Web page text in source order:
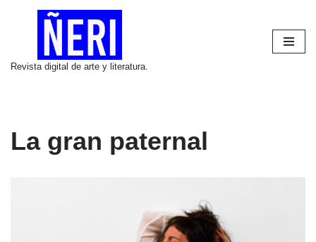
contenido
Revista digital de arte y literatura.
La gran paternal